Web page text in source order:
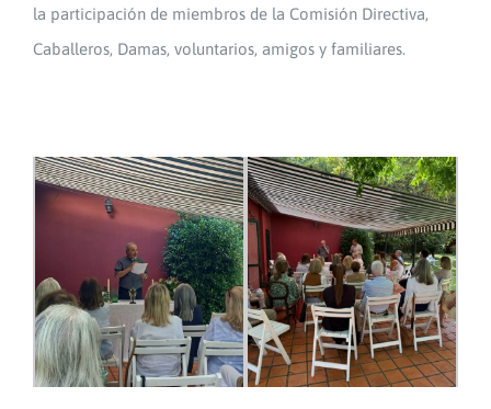
la participación de miembros de la Comisión Directiva,
Caballeros, Damas, voluntarios, amigos y familiares.